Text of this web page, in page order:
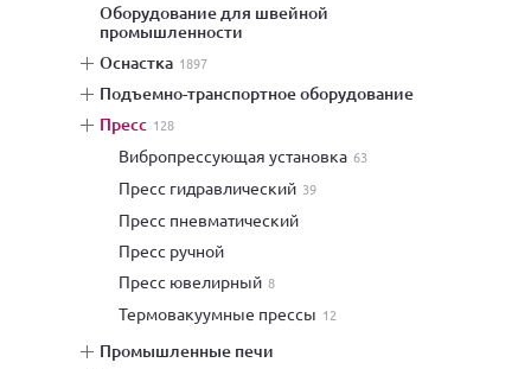
оборудование для швейной
промышленности
оснастка 1897
подъемно-транспортное оборудование
пресс 128
вибропрессующая установка 63
пресс гидравлический 39
пресс пневматический
пресс ручной
пресс ювелирный 8
термовакуумные прессы 12
промышленные печи